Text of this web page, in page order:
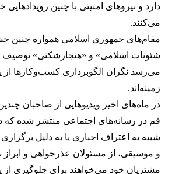
دارد و نیروهای امنیتی با چنین
می‌کنند.
مقام‌های جمهوری اسلامی همواره چنین
شئونات اسلامی» و «هنجارشکنی» توصیف
می‌رسد نگران الگوبرداری کسب‌وکارها از
زمینه‌اند.
در ماه‌های اخیر ویدیوهایی از صاحبان
قم در رسانه‌های اجتماعی منتشر شده که
شبیه به اعتراف اجباری یا به دلیل
و موسیقی، از مسئولان عذرخواهی و ابراز
مشتریان خود می‌خواهند برای جلوگیری